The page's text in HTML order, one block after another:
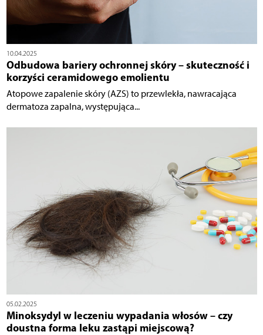
10.04.2025
Odbudowa bariery ochronnej skóry – skuteczność i
korzyści ceramidowego emolientu
Atopowe zapalenie skóry (AZS) to przewlekła, nawracająca
dermatoza zapalna, występująca...
05.02.2025
Minoksydyl w leczeniu wypadania włosów – czy
doustna forma leku zastąpi miejscową?